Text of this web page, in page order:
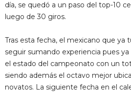
día, se quedó a un paso del top-10
luego de 30 giros.
Tras esta fecha, el mexicano que ya
seguir sumando experiencia pues ya
el estado del campeonato con un
siendo además el octavo mejor
novatos. La siguiente fecha en el